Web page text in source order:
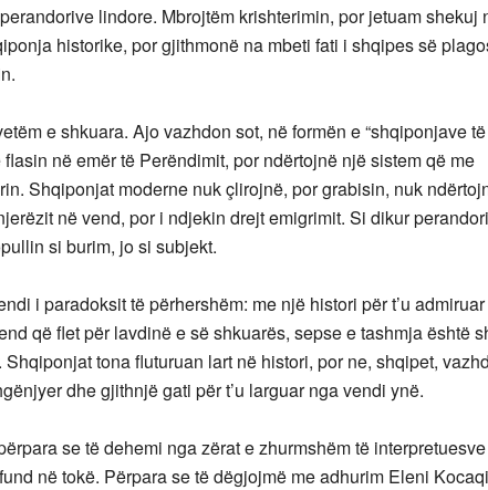
lindore. Mbrojtëm krishterimin, por jetuam shekuj
historike, por gjithmonë na mbeti fati i shqipes së
e shkuara. Ajo vazhdon sot, në formën e “shqiponjave të
në emër të Perëndimit, por ndërtojnë një sistem që me
Shqiponjat moderne nuk çlirojnë, por grabisin, nuk
në vend, por i ndjekin drejt emigrimit. Si dikur
si burim, jo si subjekt.
i paradoksit të përhershëm: me një histori për t’u
që flet për lavdinë e së shkuarës, sepse e tashmja është
Shqiponjat tona fluturuan lart në histori, por ne, shqipet,
dhe gjithnjë gati për t’u larguar nga vendi ynë.
se të dehemi nga zërat e zhurmshëm të
në tokë. Përpara se të dëgjojmë me adhurim Eleni